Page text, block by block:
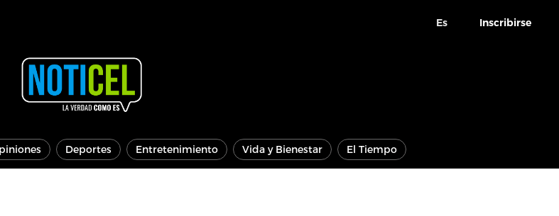
Es Inscribirse
Deportes Entretenimiento Vida y Bienestar El Tiempo